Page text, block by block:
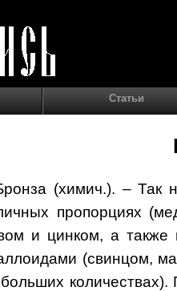
Статьи
(химич.). – Так
пропорциях
и цинком, а также
(свинцом,
количествах).